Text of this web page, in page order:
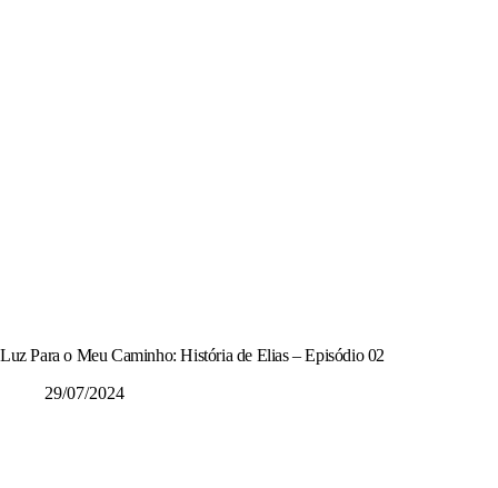
Luz Para o Meu Caminho: História de Elias – Episódio 02
29/07/2024